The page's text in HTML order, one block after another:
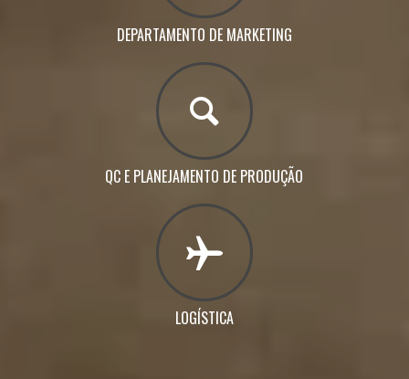
DEPARTAMENTO DE MARKETING
QC E PLANEJAMENTO DE PRODUÇÃO
LOGÍSTICA